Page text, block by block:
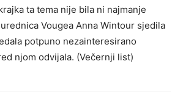
ta tema nije bila ni najmanje
Vougea Anna Wintour sjedila
potpuno nezainteresirano
njom odvijala. (Večernji list)